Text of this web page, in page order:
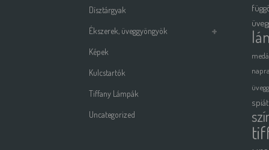
Dísztárgyak
Ékszerek, üveggyöngyök
Képek
Kulcstartók
Tiffany Lámpák
Uncategorized